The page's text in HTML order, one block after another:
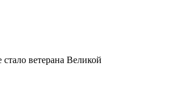
ветерана Великой